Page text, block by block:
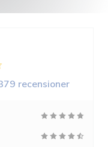
recensioner